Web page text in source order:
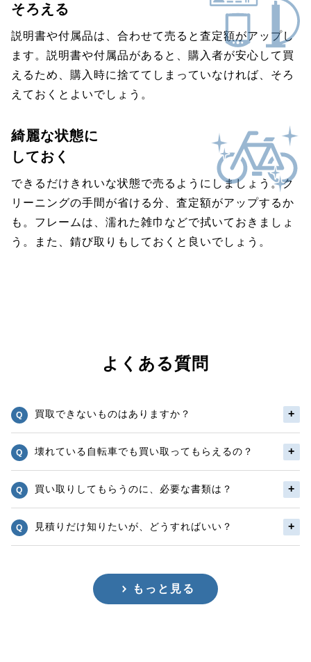
そろえる
説明書や付属品は、合わせて売ると査定額がアップし
ます。説明書や付属品があると、購入者が安心して買
えるため、購入時に捨ててしまっていなければ、そろ
えておくとよいでしょう。
綺麗な状態に
しておく
できるだけきれいな状態で売るようにしましょう。ク
リーニングの手間が省ける分、査定額がアップするか
も。フレームは、濡れた雑巾などで拭いておきましょ
う。また、錆び取りもしておくと良いでしょう。
よくある質問
買取できないものはありますか？
壊れている自転車でも買い取ってもらえるの？
買い取りしてもらうのに、必要な書類は？
見積りだけ知りたいが、どうすればいい？
もっと見る